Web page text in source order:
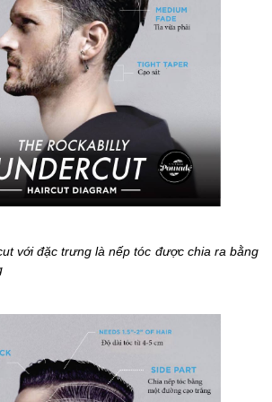
với đặc trưng là nếp tóc được chia ra bằng